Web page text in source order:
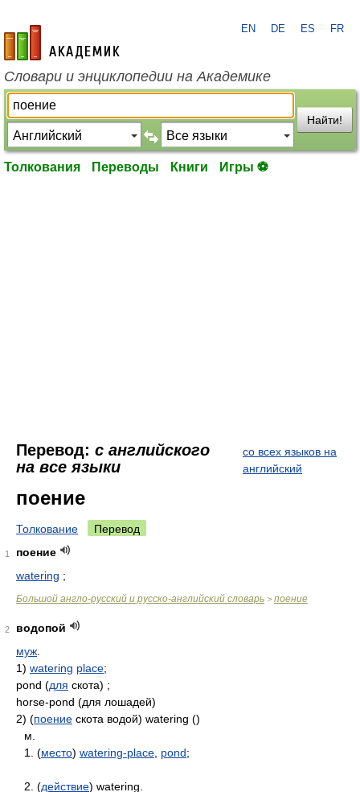
academic.ru
EN DE ES FR
Словари и энциклопедии на Академике
Найти!
Толкования Переводы Книги Игры ⚽
Перевод: с английского
на все языки
со всех языков на
английский
поение
Толкование Перевод
1
поение
watering ;
Большой англо-русский и русско-английский словарь > поение
2
водопой
муж
1) watering place;
pond (для скота) ;
horse-pond (для лошадей)
2) (поение скота водой) watering ()
м.
1. (место) watering-place pond;
2. (действие) watering.